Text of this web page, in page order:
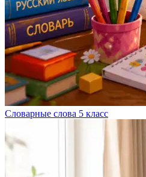
Словарные слова 5 класс